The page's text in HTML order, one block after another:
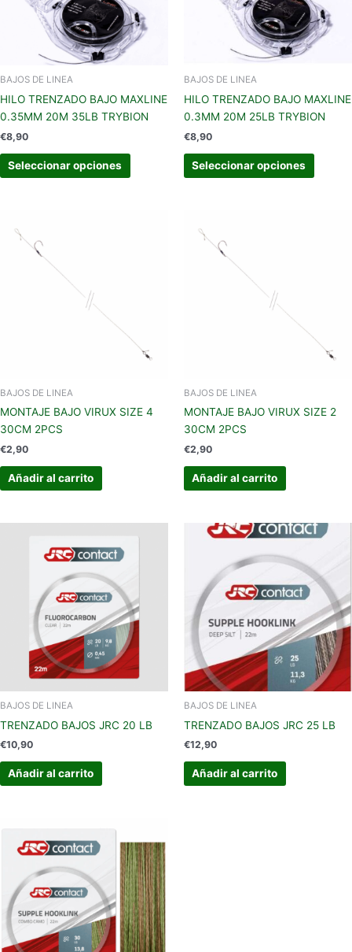
BAJOS DE LINEA
HILO TRENZADO BAJO MAXLINE
0.35MM 20M 35LB TRYBION
€8,90
Seleccionar opciones
opciones
se
pueden
la
página
BAJOS DE LINEA
HILO TRENZADO BAJO MAXLINE
0.3MM 20M 25LB TRYBION
€8,90
Seleccionar opciones
se
pueden
la
página
BAJOS DE LINEA
MONTAJE BAJO VIRUX SIZE 4
30CM 2PCS
€2,90
Añadir al carrito
BAJOS DE LINEA
MONTAJE BAJO VIRUX SIZE 2
30CM 2PCS
€2,90
Añadir al carrito
BAJOS DE LINEA
TRENZADO BAJOS JRC 20 LB
€10,90
Añadir al carrito
BAJOS DE LINEA
TRENZADO BAJOS JRC 25 LB
€12,90
Añadir al carrito